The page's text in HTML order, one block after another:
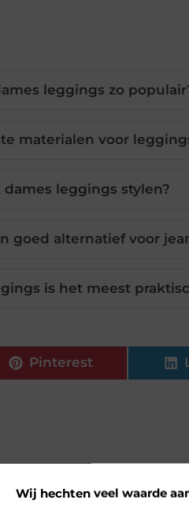
Wij hechten veel waarde
leggings zo
materialen voor
dames leggings stylen?
goed alternatief voor
is het meest
Pinterest